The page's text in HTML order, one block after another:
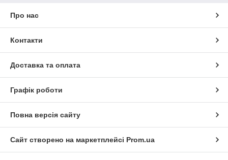
Про нас
Контакти
Доставка та оплата
Графік роботи
Повна версія сайту
Сайт створено на маркетплейсі Prom.ua